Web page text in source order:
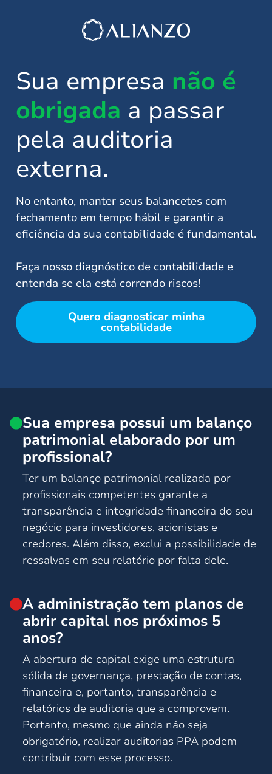
Sua empresa não é
obrigada a passar
pela auditoria
externa.
No entanto, manter seus balancetes com
fechamento em tempo hábil e garantir a
eficiência da sua contabilidade é fundamental.
Faça nosso diagnóstico de contabilidade e
entenda se ela está correndo riscos!
Quero diagnosticar minha
contabilidade
Sua empresa possui um balanço
patrimonial elaborado por um
profissional?
Ter um balanço patrimonial realizada por
profissionais competentes garante a
transparência e integridade financeira do seu
negócio para investidores, acionistas e
credores. Além disso, exclui a possibilidade de
ressalvas em seu relatório por falta dele.
A administração tem planos de
abrir capital nos próximos 5
anos?
A abertura de capital exige uma estrutura
sólida de governança, prestação de contas,
financeira e, portanto, transparência e
relatórios de auditoria que a comprovem.
Portanto, mesmo que ainda não seja
obrigatório, realizar auditorias PPA podem
contribuir com esse processo.